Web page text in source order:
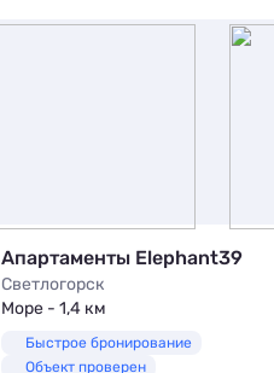
Апартаменты Elephant39
Светлогорск
Море - 1,4 км
Быстрое бронирование
Объект проверен